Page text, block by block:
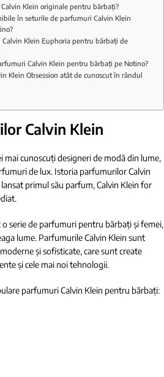
Klein originale pentru bărbați?
în seturile de parfumuri Calvin Klein
Klein Euphoria pentru bărbați de
Calvin Klein pentru bărbați pe Notino?
Klein Obsession atât de cunoscut în rândul
Calvin Klein
mai cunoscuți designeri de modă din lume,
de lux. Istoria parfumurilor Calvin
lansat primul său parfum, Calvin Klein for
o serie de parfumuri pentru bărbați și femei,
lume. Parfumurile Calvin Klein sunt
și sofisticate, care sunt create
și cele mai noi tehnologii.
parfumuri Calvin Klein pentru bărbați: